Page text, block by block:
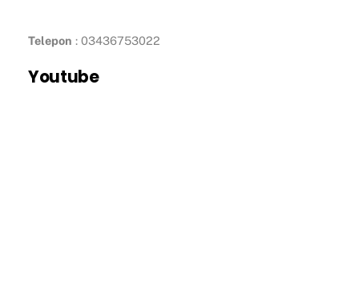
Telepon : 03436753022
Youtube